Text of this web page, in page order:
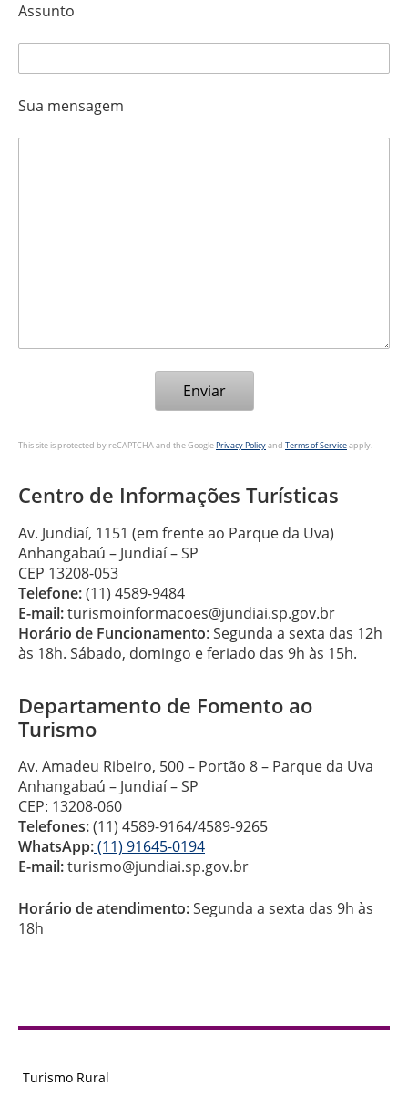
Assunto
Sua mensagem
This site is protected by reCAPTCHA and the GooglePrivacy Policyand Terms of Serviceapply.
Centro de Informações Turísticas
Av. Jundiaí, 1151 (em frente ao Parque da Uva)
Anhangabaú – Jundiaí – SP
CEP 13208-053
Telefone:(11) 4589-9484
E-mail:turismoinformacoes@jundiai.sp.gov.br
Horário de Funcionamento: Segunda a sexta das 12h
às 18h. Sábado, domingo e feriado das 9h às 15h.
Departamento de Fomento ao
Turismo
Av. Amadeu Ribeiro, 500 – Portão 8 – Parque da Uva
Anhangabaú – Jundiaí – SP
CEP: 13208-060
Telefones:(11) 4589-9164/4589-9265
WhatsApp:(11) 91645-0194
E-mail:turismo@jundiai.sp.gov.br
Horário de atendimento:Segunda a sexta das 9h às
18h
Turismo Rural